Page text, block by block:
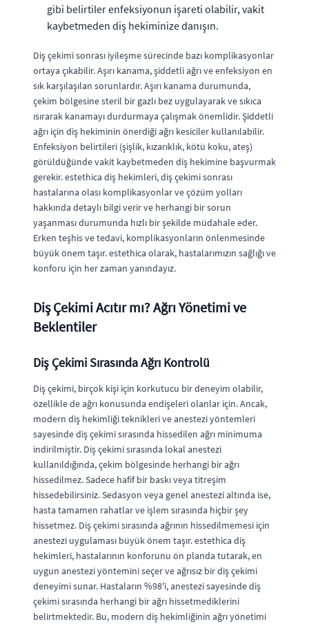
gibi belirtiler enfeksiyonun işareti olabilir, vakit
kaybetmeden diş hekiminize danışın.
Diş çekimi sonrası iyileşme sürecinde bazı komplikasyonlar
ortaya çıkabilir. Aşırı kanama, şiddetli ağrı ve enfeksiyon en
sık karşılaşılan sorunlardır. Aşırı kanama durumunda,
çekim bölgesine steril bir gazlı bez uygulayarak ve sıkıca
ısırarak kanamayı durdurmaya çalışmak önemlidir. Şiddetli
ağrı için diş hekiminin önerdiği ağrı kesiciler kullanılabilir.
Enfeksiyon belirtileri (şişlik, kızarıklık, kötü koku, ateş)
görüldüğünde vakit kaybetmeden diş hekimine başvurmak
gerekir. estethica diş hekimleri, diş çekimi sonrası
hastalarına olası komplikasyonlar ve çözüm yolları
hakkında detaylı bilgi verir ve herhangi bir sorun
yaşanması durumunda hızlı bir şekilde müdahale eder.
Erken teşhis ve tedavi, komplikasyonların önlenmesinde
büyük önem taşır. estethica olarak, hastalarımızın sağlığı ve
konforu için her zaman yanındayız.
Diş Çekimi Acıtır mı? Ağrı Yönetimi ve
Beklentiler
Diş Çekimi Sırasında Ağrı Kontrolü
Diş çekimi, birçok kişi için korkutucu bir deneyim olabilir,
özellikle de ağrı konusunda endişeleri olanlar için. Ancak,
modern diş hekimliği teknikleri ve anestezi yöntemleri
sayesinde diş çekimi sırasında hissedilen ağrı minimuma
indirilmiştir. Diş çekimi sırasında lokal anestezi
kullanıldığında, çekim bölgesinde herhangi bir ağrı
hissedilmez. Sadece hafif bir baskı veya titreşim
hissedebilirsiniz. Sedasyon veya genel anestezi altında ise,
hasta tamamen rahatlar ve işlem sırasında hiçbir şey
hissetmez. Diş çekimi sırasında ağrının hissedilmemesi için
anestezi uygulaması büyük önem taşır. estethica diş
hekimleri, hastalarının konforunu ön planda tutarak, en
uygun anestezi yöntemini seçer ve ağrısız bir diş çekimi
deneyimi sunar. Hastaların %98'i, anestezi sayesinde diş
çekimi sırasında herhangi bir ağrı hissetmediklerini
belirtmektedir. Bu, modern diş hekimliğinin ağrı yönetimi